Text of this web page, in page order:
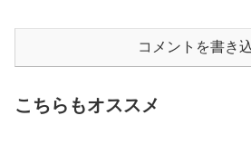
コメントを書き
こちらもオススメ